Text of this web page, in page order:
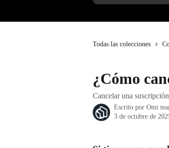
Todas las colecciones
¿Cómo
Cancelar una
Escrito por Omi
3 de octubre de